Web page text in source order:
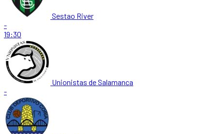
Sestao River
-
19:30
Unionistas de Salamanca
-